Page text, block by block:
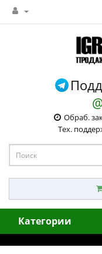
Обраб.
Тех.
Категории